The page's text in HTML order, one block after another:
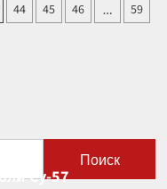
44 45 46 …
59
Поиск
Су-57